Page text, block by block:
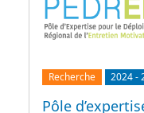
Recherche 2024-
Pôle